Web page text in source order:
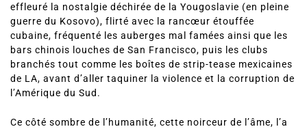
effleuré la nostalgie déchirée de la Yougoslavie (en pleine
guerre du Kosovo), flirté avec la rancœur étouffée
cubaine, fréquenté les auberges mal famées ainsi que les
bars chinois louches de San Francisco, puis les clubs
branchés tout comme les boîtes de strip-tease mexicaines
de LA, avant d’aller taquiner la violence et la corruption de
l’Amérique du Sud.
Ce côté sombre de l’humanité, cette noirceur de l’âme, l’a